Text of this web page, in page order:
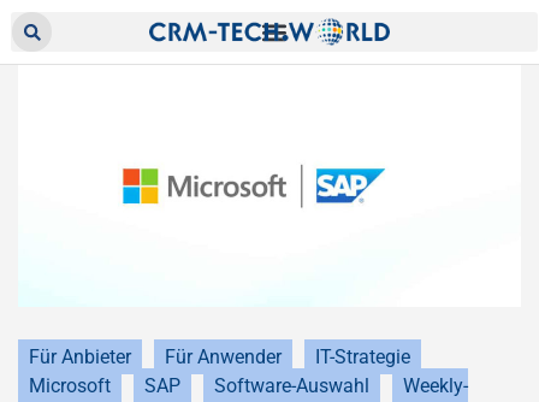
Für Anbieter Für Anwender
IT-Strategie
Microsoft
SAP Software-Auswahl
Weekly-